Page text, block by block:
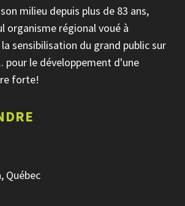
milieu depuis plus de 83 ans,
organisme régional voué à
sensibilisation du grand public sur
pour le développement d'une
forte!
Québec